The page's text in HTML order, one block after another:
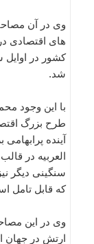
وی در آن
های اقتصادی
شد.
با این وجود
طرح بزرگ
آینده
العربیه در
سنگینی دیگر
که قابل تامل
وی در این
ارتش در جهان